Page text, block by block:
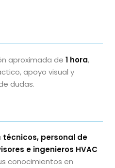
aproximada de 1 hora,
apoyo visual y
dudas.
técnicos, personal de
e ingenieros HVAC
conocimientos en